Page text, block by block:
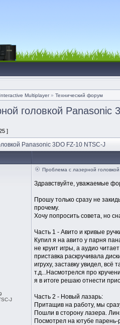
Multiplayer» Технический форум
головкой Panasonic
]
Panasonic 3DO FZ-10 NTSC-J
J
Проблема с лазерной
Здравствуйте, уважаемые
Прошу только сразу не
прочему.
Хочу попросить совета, но
Часть 1 - Авито и кривые
Купил я на авито у парня
не круит игры, а аудио
приставка раскручивала
игруху, заставку увидел,
т.д...Насмотрелся про
я в итоге решаю отнести
Часть 2 - Новый лазарь:
Притащив на работу, мы
Пошли в сторону лазера.
Посмотрел на ютубе парень-